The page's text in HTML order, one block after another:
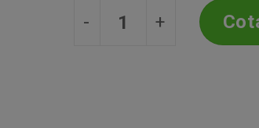
Forma p/ Pão e Bolo -